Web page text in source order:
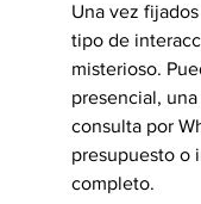
Una vez
tipo de
misterioso.
presencial,
consulta por
presupuesto o
completo.